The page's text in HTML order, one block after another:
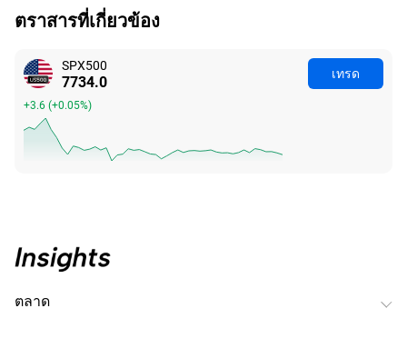
ตราสารที่เกี่ยวข้อง
SPX500
7734.0
+3.6(+0.05%)
เทรด
ตลาด